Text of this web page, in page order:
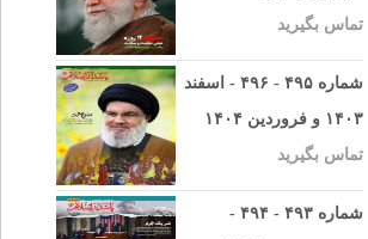
تماس بگیرید
شماره ۴۹۵ - ۴۹۶ - اسفند
۱۴۰۳ و فروردین ۱۴۰۴
تماس بگیرید
شماره ۴۹۳ - ۴۹۴ -